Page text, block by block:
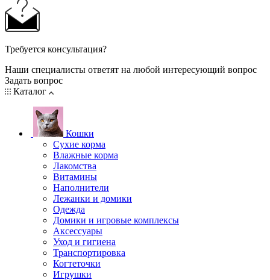
Требуется консультация?
Наши специалисты ответят на любой интересующий вопрос
Задать вопрос
Каталог
Кошки
Сухие корма
Влажные корма
Лакомства
Витамины
Наполнители
Лежанки и домики
Одежда
Домики и игровые комплексы
Аксессуары
Уход и гигиена
Транспортировка
Когтеточки
Игрушки